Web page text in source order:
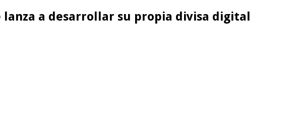
lanza a desarrollar su propia divisa digital